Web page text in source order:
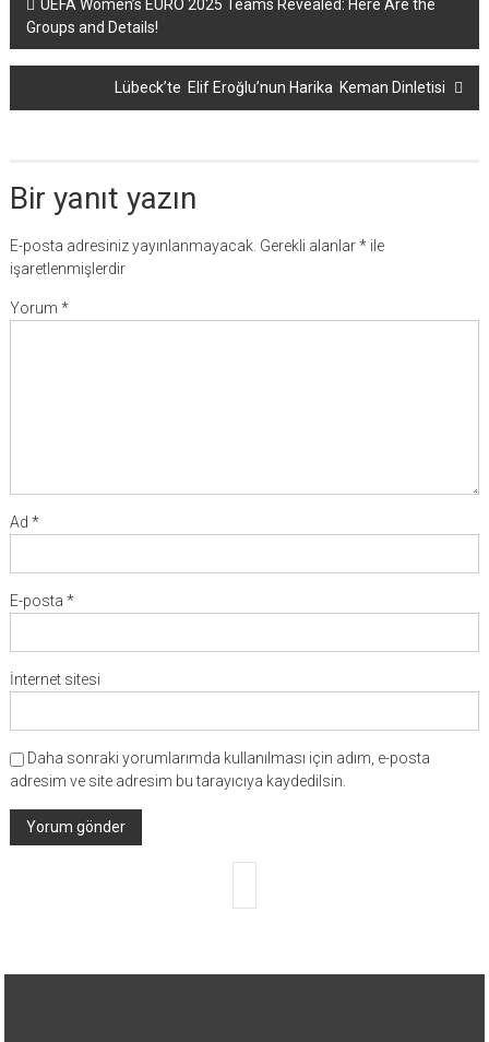
dolaşımı
UEFA Women’s EURO 2025 Teams Revealed: Here Are the
Groups and Details!
Lübeck’te Elif Eroğlu’nun Harika Keman Dinletisi
Bir yanıt yazın
E-posta adresiniz yayınlanmayacak. Gerekli alanlar*ile
işaretlenmişlerdir
Yorum *
Ad *
E-posta *
İnternet sitesi
Daha sonraki yorumlarımda kullanılması için adım, e-posta
adresim ve site adresim bu tarayıcıya kaydedilsin.